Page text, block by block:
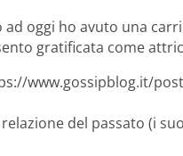
oggi ho avuto una
gratificata come
www.gossipblog.it/
del passato (i